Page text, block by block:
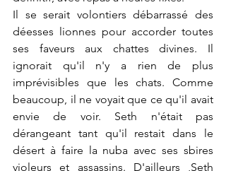
Il se serait volontiers débarrassé des
déesses lionnes pour accorder toutes
ses faveurs aux chattes divines. Il
ignorait qu'il n'y a rien de plus
imprévisibles que les chats. Comme
beaucoup, il ne voyait que ce qu'il avait
envie de voir. Seth n'était pas
dérangeant tant qu'il restait dans le
désert à faire la nuba avec ses sbires
violeurs et assassins. D'ailleurs ,Seth